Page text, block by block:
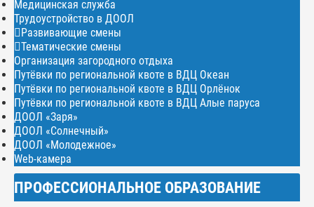
Медицинская служба
Трудоустройство в ДООЛ
Развивающие смены
Тематические смены
Организация загородного отдыха
Путёвки по региональной квоте в ВДЦ Океан
Путёвки по региональной квоте в ВДЦ Орлёнок
Путёвки по региональной квоте в ВДЦ Алые паруса
ДООЛ «Заря»
ДООЛ «Солнечный»
ДООЛ «Молодежное»
Web-камера
ПРОФЕССИОНАЛЬНОЕ ОБРАЗОВАНИЕ